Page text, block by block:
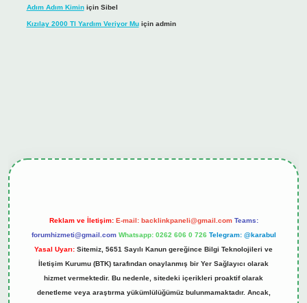
Adım Adım Kiminiçin Sibel
Kızılay 2000 Tl Yardım Veriyor Muiçin admin
Reklam ve İletişim: E-mail: backlinkpaneli@gmail.com Teams:
forumhizmeti@gmail.com Whatsapp: 0262 606 0 726 Telegram: @karabul
Yasal Uyarı: Sitemiz, 5651 Sayılı Kanun gereğince Bilgi Teknolojileri ve
İletişim Kurumu (BTK) tarafından onaylanmış bir Yer Sağlayıcı olarak
hizmet vermektedir. Bu nedenle, sitedeki içerikleri proaktif olarak
denetleme veya araştırma yükümlülüğümüz bulunmamaktadır. Ancak,